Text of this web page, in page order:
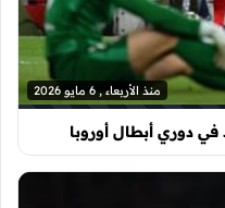
منذ الأربعاء , 6 مايو 2026
في دوري أبطال أوروبا